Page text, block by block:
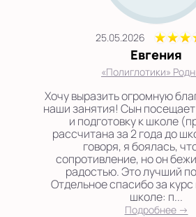
25.05.2026
Евгения
«Полиглотики»
Хочу выразить огромную
наши занятия! Сын посещает
и подготовку к школе
рассчитана за 2 года до
говоря, я боялась,
сопротивление, но он
радостью. Это лучший
Отдельное спасибо за курс
школе: п...
Подробнее →